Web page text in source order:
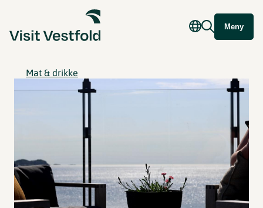
Meny
Mat & drikke